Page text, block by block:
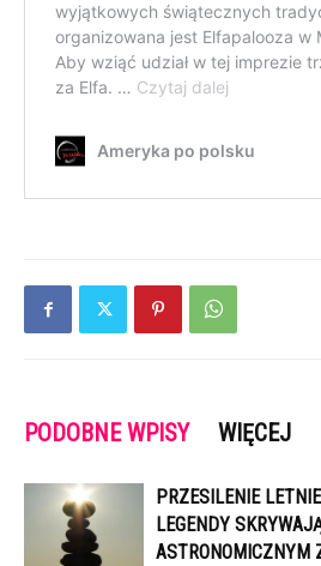
PODOBNE WPISY WIĘCEJ
PRZESILENIE
LEGENDY
ASTRONOMICZNYM